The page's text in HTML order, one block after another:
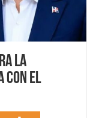
la
con el